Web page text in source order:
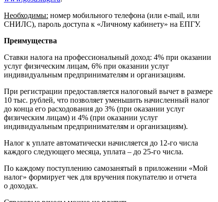
Необходимы: номер мобильного телефона (или e-mail, или
СНИЛС), пароль доступа к «Личному кабинету» на ЕПГУ.
Преимущества
Ставки налога на профессиональный доход: 4% при оказании
услуг физическим лицам, 6% при оказании услуг
индивидуальным предпринимателям и организациям.
При регистрации предоставляется налоговый вычет в размере
10 тыс. рублей, что позволяет уменьшить начисленный налог
до конца его расходования до 3% (при оказании услуг
физическим лицам) и 4% (при оказании услуг
индивидуальным предпринимателям и организациям).
Налог к уплате автоматически начисляется до 12-го числа
каждого следующего месяца, уплата – до 25-го числа.
По каждому поступлению самозанятый в приложении «Мой
налог» формирует чек для вручения покупателю и отчета
о доходах.